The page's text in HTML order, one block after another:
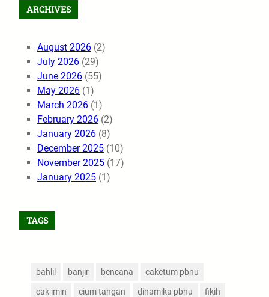
ARCHIVES
August 2026 (2)
July 2026 (29)
June 2026 (55)
May 2026 (1)
March 2026 (1)
February 2026 (2)
January 2026 (8)
December 2025 (10)
November 2025 (17)
January 2025 (1)
TAGS
bahlil banjir bencana caketum pbnu
cak imin cium tangan dinamika pbnu fikih